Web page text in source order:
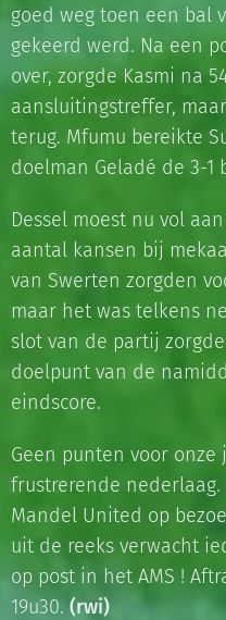
goed weg toen een bal
gekeerd werd. Na een
over, zorgde Kasmi na
aansluitingstreffer,
terug. Mfumu bereikte
doelman Geladé de 3-1
Dessel moest nu vol
aantal kansen bij
van Swerten zorgden
maar het was telkens
slot van de partij
doelpunt van de
eindscore.
Geen punten voor onze
frustrerende
Mandel United op
uit de reeks verwacht
op post in het AMS !
19u30. (rwi)